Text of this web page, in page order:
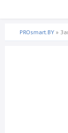
PROsmart.BY »